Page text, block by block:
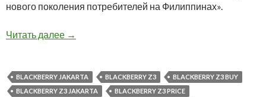
нового поколения потребителей на Филиппинах».
Читать далее Объявлено о начале продаж BlackBerry Z3
→
BLACKBERRY JAKARTA BLACKBERRY Z3
BLACKBERRY Z3 BUY
BLACKBERRY Z3 JAKARTA
BLACKBERRY Z3 PRICE